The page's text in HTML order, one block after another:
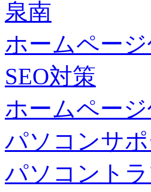
泉南
ホームペー
SEO対策
ホームペー
パソコンサポ
パソコント